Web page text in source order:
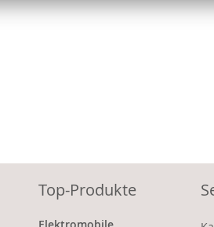
Top-Produkte